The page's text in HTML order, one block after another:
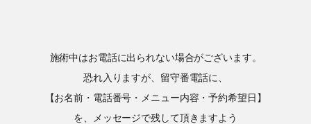
施術中はお電話に出られない場合がございます。
恐れ入りますが、留守番電話に、
【お名前・電話番号・メニュー内容・予約希望日】
を、メッセージで残して頂きますよう